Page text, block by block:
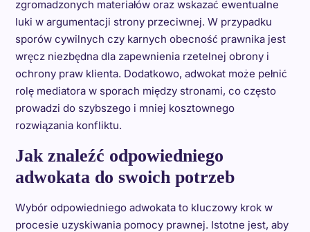
zgromadzonych materiałów oraz wskazać ewentualne
luki w argumentacji strony przeciwnej. W przypadku
sporów cywilnych czy karnych obecność prawnika jest
wręcz niezbędna dla zapewnienia rzetelnej obrony i
ochrony praw klienta. Dodatkowo, adwokat może pełnić
rolę mediatora w sporach między stronami, co często
prowadzi do szybszego i mniej kosztownego
rozwiązania konfliktu.
Jak znaleźć odpowiedniego
adwokata do swoich potrzeb
Wybór odpowiedniego adwokata to kluczowy krok w
procesie uzyskiwania pomocy prawnej. Istotne jest, aby